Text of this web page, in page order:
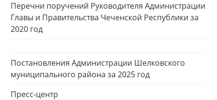
Перечни поручений Руководителя Администрации
Главы и Правительства Чеченской Республики за
2020 год
Постановления Администрации Шелковского
муниципального района за 2025 год
Пресс-центр